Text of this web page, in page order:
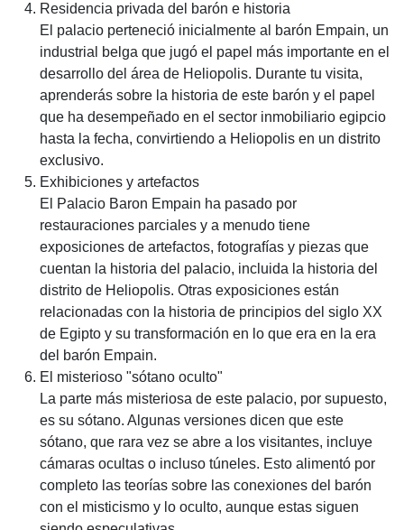
Residencia privada del barón e historia
El palacio perteneció inicialmente al barón Empain, un
industrial belga que jugó el papel más importante en el
desarrollo del área de Heliopolis. Durante tu visita,
aprenderás sobre la historia de este barón y el papel
que ha desempeñado en el sector inmobiliario egipcio
hasta la fecha, convirtiendo a Heliopolis en un distrito
exclusivo.
Exhibiciones y artefactos
El Palacio Baron Empain ha pasado por
restauraciones parciales y a menudo tiene
exposiciones de artefactos, fotografías y piezas que
cuentan la historia del palacio, incluida la historia del
distrito de Heliopolis. Otras exposiciones están
relacionadas con la historia de principios del siglo XX
de Egipto y su transformación en lo que era en la era
del barón Empain.
El misterioso "sótano oculto"
La parte más misteriosa de este palacio, por supuesto,
es su sótano. Algunas versiones dicen que este
sótano, que rara vez se abre a los visitantes, incluye
cámaras ocultas o incluso túneles. Esto alimentó por
completo las teorías sobre las conexiones del barón
con el misticismo y lo oculto, aunque estas siguen